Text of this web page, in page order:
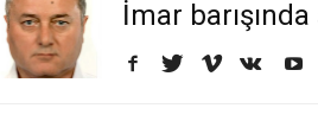
İmar